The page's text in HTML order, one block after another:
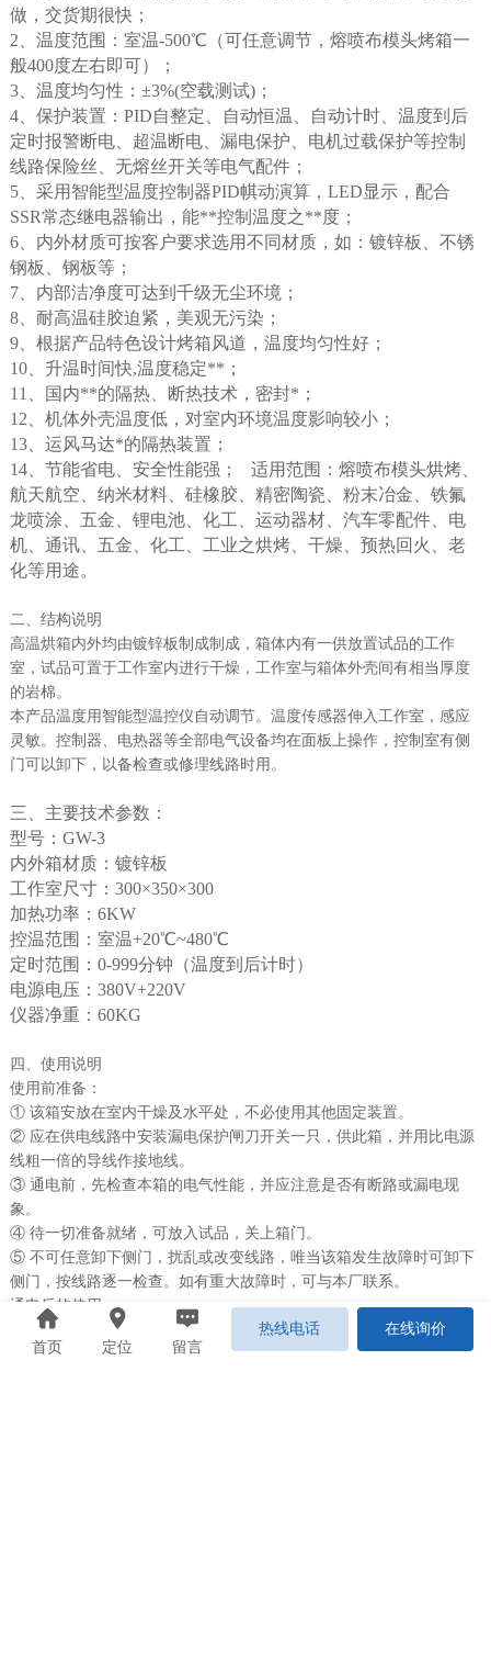
做，交货期很快；
2、温度范围：室温-500℃（可任意调节，熔喷布模头烤箱一
般400度左右即可）；
3、温度均匀性：±3%(空载测试)；
4、保护装置：PID自整定、自动恒温、自动计时、温度到后
定时报警断电、超温断电、漏电保护、电机过载保护等控制
线路保险丝、无熔丝开关等电气配件；
5、采用智能型温度控制器PID帺动演算，LED显示，配合
SSR常态继电器输出，能**控制温度之**度；
6、内外材质可按客户要求选用不同材质，如：镀锌板、不锈
钢板、钢板等；
7、内部洁净度可达到千级无尘环境；
8、耐高温硅胶迫紧，美观无污染；
9、根据产品特色设计烤箱风道，温度均匀性好；
10、升温时间快,温度稳定**；
11、国内**的隔热、断热技术，密封*；
12、机体外壳温度低，对室内环境温度影响较小；
13、运风马达*的隔热装置；
14、节能省电、安全性能强； 适用范围：熔喷布模头烘烤、
航天航空、纳米材料、硅橡胶、精密陶瓷、粉末冶金、铁氟
龙喷涂、五金、锂电池、化工、运动器材、汽车零配件、电
机、通讯、五金、化工、工业之烘烤、干燥、预热回火、老
化等用途。
二、结构说明
高温烘箱内外均由镀锌板制成制成，箱体内有一供放置试品的工作
室，试品可置于工作室内进行干燥，工作室与箱体外壳间有相当厚度
的岩棉。
本产品温度用智能型温控仪自动调节。温度传感器伸入工作室，感应
灵敏。控制器、电热器等全部电气设备均在面板上操作，控制室有侧
门可以卸下，以备检查或修理线路时用。
三、主要技术参数：
型号： GW-3
内外箱材质： 镀锌板
工作室尺寸： 300×350×300
加热功率： 6KW
控温范围： 室温+20℃~480℃
定时范围： 0-999分钟（温度到后计时）
电源电压： 380V+220V
仪器净重： 60KG
四、使用说明
使用前准备：
① 该箱安放在室内干燥及水平处，不必使用其他固定装置。
② 应在供电线路中安装漏电保护闸刀开关一只，供此箱，并用比电源
线粗一倍的导线作接地线。
③ 通电前，先检查本箱的电气性能，并应注意是否有断路或漏电现
象。
④ 待一切准备就绪，可放入试品，关上箱门。
⑤ 不可任意卸下侧门，扰乱或改变线路，唯当该箱发生故障时可卸下
侧门，按线路逐一检查。如有重大故障时，可与本厂联系。
通电后的使用：
接通外电源，打开电源开关，在温控仪上设定实验所需温度，温控仪
使用方法详见所附智能型温控仪使用说明书。
首页 定位 留言
热线电话 在线询价